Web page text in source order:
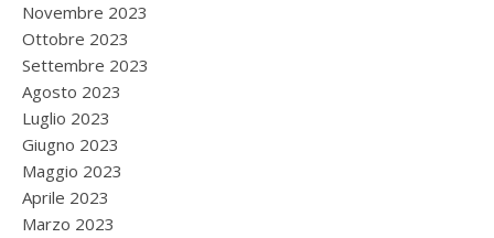
Novembre 2023
Ottobre 2023
Settembre 2023
Agosto 2023
Luglio 2023
Giugno 2023
Maggio 2023
Aprile 2023
Marzo 2023